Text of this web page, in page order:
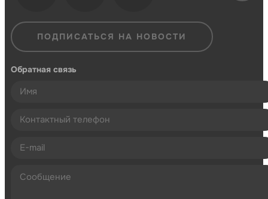
ПОДПИСАТЬСЯ НА НОВОСТИ
Обратная связь